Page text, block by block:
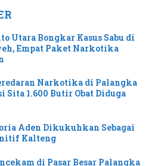
Utara Bongkar Kasus Sabu di
Empat Paket Narkotika
Narkotika di Palangka
Sita 1.600 Butir Obat Diduga
Aden Dikukuhkan Sebagai
Kalteng
di Pasar Besar Palangka